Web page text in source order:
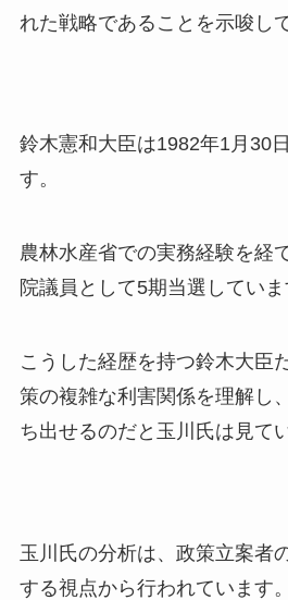
れた戦略であることを示唆し
鈴木憲和大臣は1982年1月30
す。
農林水産省での実務経験を経
院議員として5期当選していま
こうした経歴を持つ鈴木大臣
策の複雑な利害関係を理解し
ち出せるのだと玉川氏は見て
玉川氏の分析は、政策立案者
する視点から行われています。